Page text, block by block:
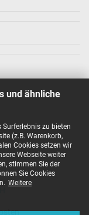
und ähnliche
zu bieten
(z.B. Warenkorb,
Cookies setzen wir
Webseite weiter
stimmen Sie der
Sie Cookies
Weitere